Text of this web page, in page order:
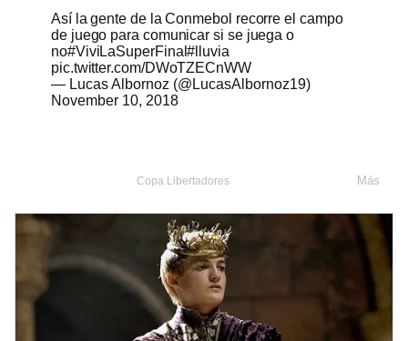
Así la gente de la Conmebol recorre el campo
de juego para comunicar si se juega o
no#ViviLaSuperFinal#lluvia
pic.twitter.com/DWoTZECnWW
— Lucas Albornoz (@LucasAlbornoz19)
November 10, 2018
Más
Copa Libertadores
River Plate
Boca Juniors